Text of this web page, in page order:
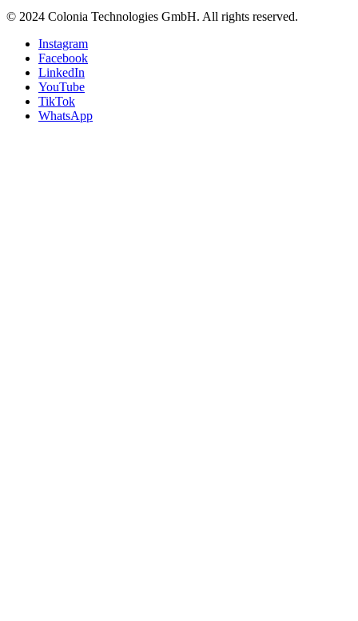
© 2024 Colonia Technologies GmbH. All rights reserved.
Instagram
Facebook
LinkedIn
YouTube
TikTok
WhatsApp